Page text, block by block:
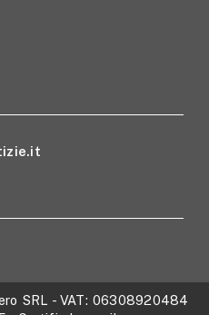
SRL - VAT: 06308920484